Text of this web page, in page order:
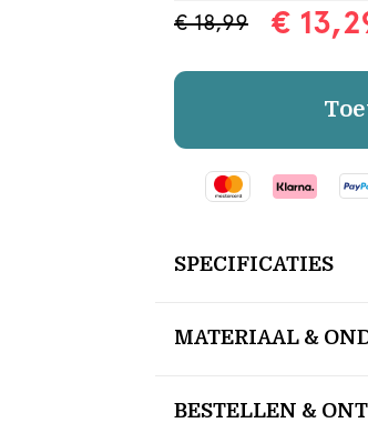
€ 18,99 €
SPECIFICATIES
MATERIAAL &
BESTELLEN &